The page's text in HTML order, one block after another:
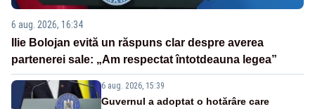
6 aug. 2026, 16:34
Ilie Bolojan evită un răspuns clar despre averea
partenerei sale: „Am respectat întotdeauna legea”
6 aug. 2026, 15:39
Guvernul a adoptat o hotărâre care